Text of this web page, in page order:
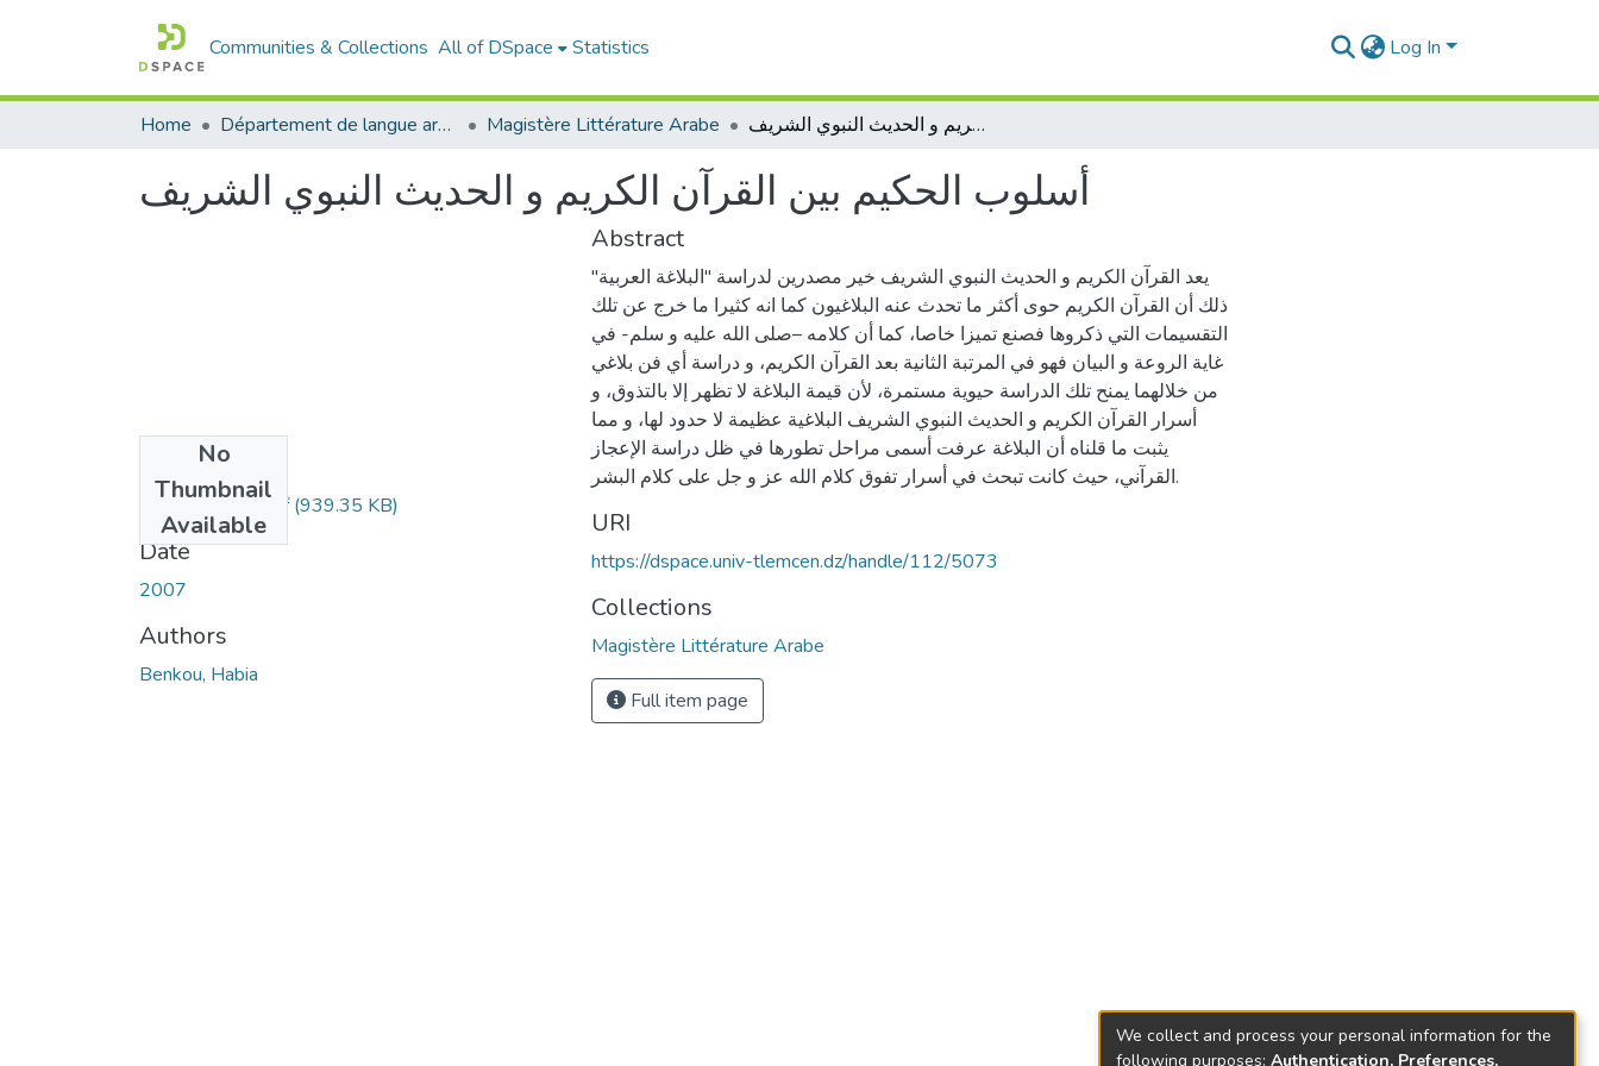
Communities & Collections All of DSpace Statistics Log In
Home Département de langue arabe Magistère Littérature Arabe أسلوب الحكيم بين القرآن الكريم و الحديث النبوي الشريف
أسلوب الحكيم بين القرآن الكريم و الحديث النبوي الشريف
No
Thumbnail
Available
Benkou-Habia.pdf(939.35 KB)
Date
2007
Authors
Benkou, Habia
Abstract
يعد القرآن الكريم و الحديث النبوي الشريف خير مصدرين لدراسة "البلاغة العربية"
ذلك أن القرآن الكريم حوى أكثر ما تحدث عنه البلاغيون كما انه كثيرا ما خرج عن تلك
التقسيمات التي ذكروها فصنع تميزا خاصا، كما أن كلامه –صلى الله عليه و سلم- في
غاية الروعة و البيان فهو في المرتبة الثانية بعد القرآن الكريم، و دراسة أي فن بلاغي
من خلالهما يمنح تلك الدراسة حيوية مستمرة، لأن قيمة البلاغة لا تظهر إلا بالتذوق، و
أسرار القرآن الكريم و الحديث النبوي الشريف البلاغية عظيمة لا حدود لها، و مما
يثبت ما قلناه أن البلاغة عرفت أسمى مراحل تطورها في ظل دراسة الإعجاز
القرآني، حيث كانت تبحث في أسرار تفوق كلام الله عز و جل على كلام البشر.
URI
https://dspace.univ-tlemcen.dz/handle/112/5073
Collections
Magistère Littérature Arabe
Full item page
We collect and process your personal information for the
following purposes: Authentication, Preferences,